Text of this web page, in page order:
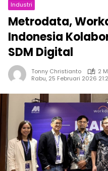
Industri
Metrodata,
Indonesia
SDM Digital
Tonny Christianto
2
Rabu, 25 Februari 2026